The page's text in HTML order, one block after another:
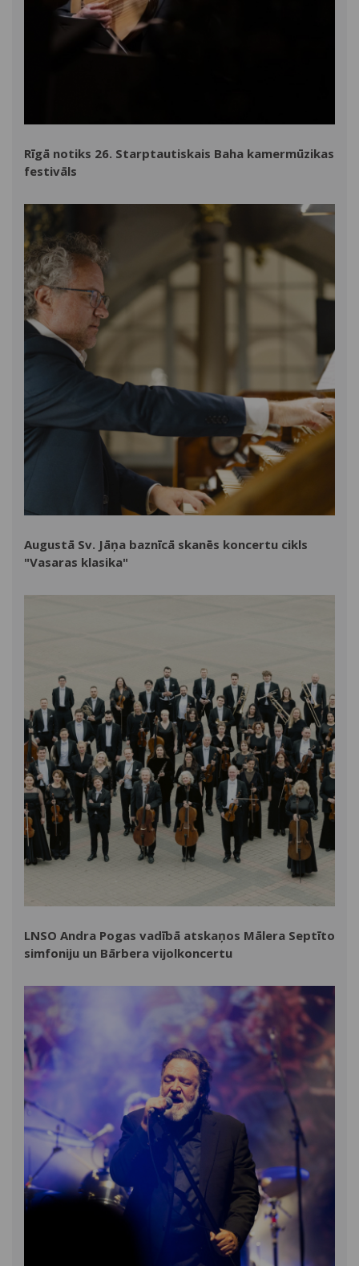
Rīgā notiks 26. Starptautiskais Baha kamermūzikas
festivāls
Augustā Sv. Jāņa baznīcā skanēs koncertu cikls
"Vasaras klasika"
LNSO Andra Pogas vadībā atskaņos Mālera Septīto
simfoniju un Bārbera vijolkoncertu